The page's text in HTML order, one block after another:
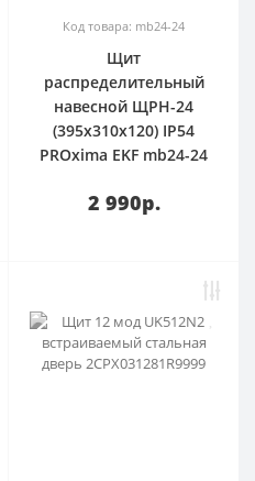
Код товара: mb24-24
Щит
распределительный
навесной ЩРН-24
(395х310х120) IP54
PROxima EKF mb24-24
2 990р.